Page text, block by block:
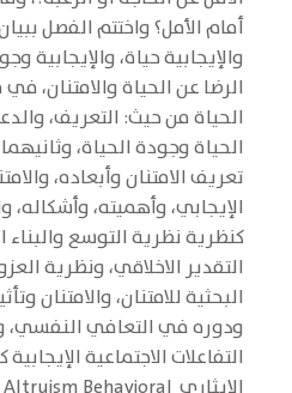
أمام الأمل؟ واختتم الفصل
والإيجابية حياة،
الرضا عن الحياة والامتنان،
الحياة من حيث: التعريف،
الحياة وجودة الحياة،
تعريف الامتنان وأبعاده،
الإيجابي، وأهميته، وأشكاله،
كنظرية نظرية التوسع والبناء
البحثية للامتنان، والامتنان
ودوره في التعافي النفسي،
التفاعلات الاجتماعية